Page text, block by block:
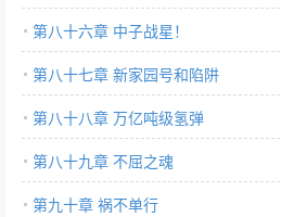
第八十六章 中子战星！
第八十七章 新家园号和陷阱
第八十八章 万亿吨级氢弹
第八十九章 不屈之魂
第九十章 祸不单行